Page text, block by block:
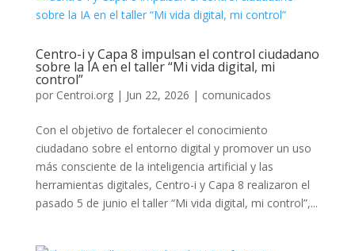
Centro-i y Capa 8 impulsan el control ciudadano
sobre la IA en el taller “Mi vida digital, mi
control”
por Centroi.org| Jun 22, 2026 | comunicados
Con el objetivo de fortalecer el conocimiento
ciudadano sobre el entorno digital y promover un uso
más consciente de la inteligencia artificial y las
herramientas digitales, Centro-i y Capa 8 realizaron el
pasado 5 de junio el taller “Mi vida digital, mi control”,...